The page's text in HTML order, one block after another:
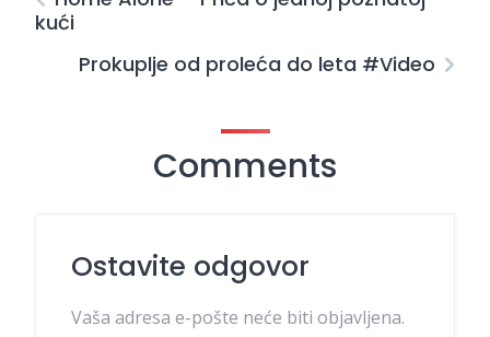
kući
Prokuplje od proleća do leta #Video
Comments
Ostavite odgovor
Vaša adresa e-pošte neće biti objavljena.